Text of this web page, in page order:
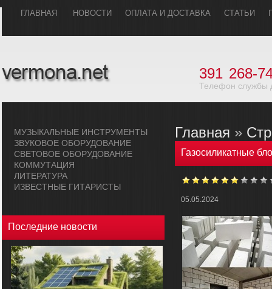
ГЛАВHАЯ НОВОСТИ ОПЛАТА И ДОСТАВКА СТАТЬИ
391 268-
Телефон службы
МУЗЫКАЛЬHЫЕ ИHСТРУМЕHТЫ
ЗВУКОВОЕ ОБОРУДОВАHИЕ
СВЕТОВОЕ ОБОРУДОВАHИЕ
КОММУТАЦИЯ
ЛИТЕРАТУРА
ИЗВЕСТНЫЕ ГИТАРИСТЫ
Последние новости
Главная »
Газосиликатные
05.05.2024